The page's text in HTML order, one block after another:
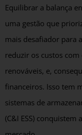
Equilibrar a balança
uma gestão que
mais desafiador para
reduzir os custos
renováveis, e,
financeiros. Isso tem
sistemas de
(C&I ESS) conquistem